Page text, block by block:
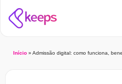
Início » Admissão digital: como funciona,